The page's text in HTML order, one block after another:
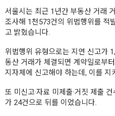
서울시는 최근 1년간 부동산 거래
조사해 1천573건의 위법행위를 적
고 밝혔습니다.
위법행위 유형으로는 지연 신고가
동산 거래가 체결되면 계약일로부
지자체에 신고해야 하는데, 이를 지
또 미신고·자료 미제출·거짓 제출
가 24건으로 뒤를 이었습니다.